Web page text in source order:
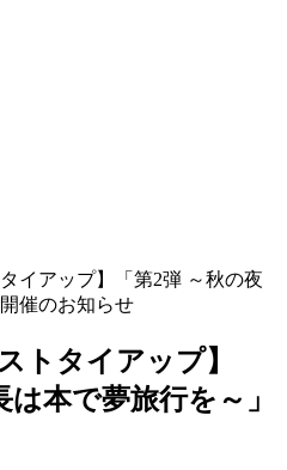
イアップ】「第2弾 ～秋の夜
催のお知らせ
トタイアップ】
は本で夢旅行を～」